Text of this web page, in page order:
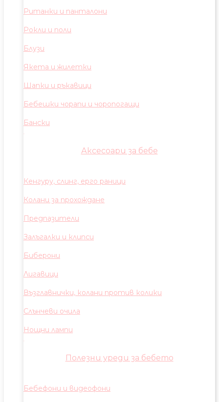
Ританки и панталони
Рокли и поли
Блузи
Якета и жилетки
Шапки и ръкавици
Бебешки чорапи и чоропогащи
Бански
Аксесоари за бебе
Кенгуру, слинг, ерго раници
Колани за прохождане
Предпазители
Залъгалки и клипси
Биберони
Лигавици
Възглавнички, колани против колики
Слънчеви очила
Нощни лампи
Полезни уреди за бебето
Бебефони и видеофони